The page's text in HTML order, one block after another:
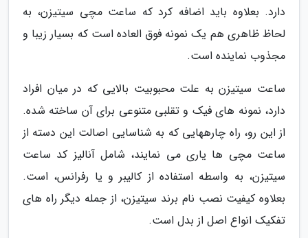
دارد. بعلاوه باید اضافه کرد که ساعت مچی سیتیزن، به
لحاظ ظاهری هم یک نمونه فوق العاده است که بسیار زیبا و
مجذوب نماینده است.
ساعت سیتیزن به علت محبوبیت بالایی که در میان افراد
دارد، نمونه های فیک و تقلبی متنوعی برای آن ساخته شده.
از این رو، راه چارههایی که به شناسایی اصالت این دسته از
ساعت مچی ها یاری می نمایند، شامل آنالیز کد ساعت
سیتیزن، به واسطه استفاده از کالیبر و یا رفرانس، است.
بعلاوه کیفیت نصب نام برند سیتیزن، از جمله دیگر راه های
تفکیک انواع اصل از بدل است.